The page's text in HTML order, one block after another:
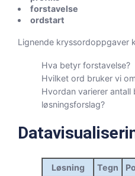
forstavelse
ordstart
Lignende kryssordoppgaver
Hva betyr forstavelse?
Hvilket ord bruker vi
Hvordan varierer
løsningsforslag?
Løsning Tegn